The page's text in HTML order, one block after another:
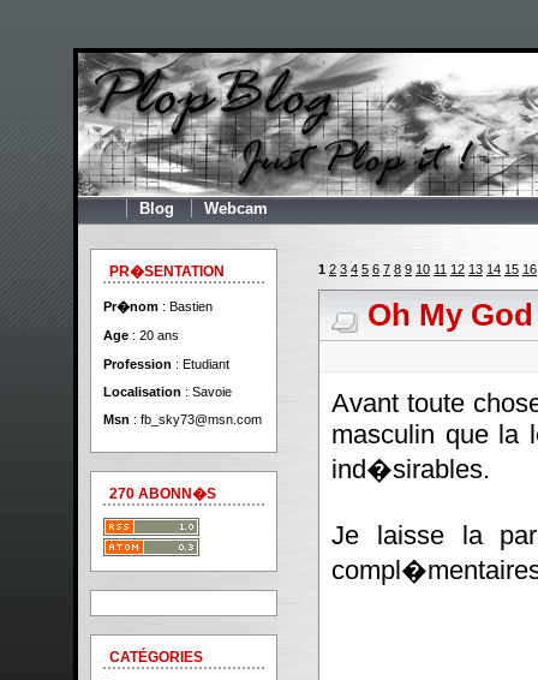
Blog Webcam
1 2 3 4 5 6 7 8 9 10 11 12 13 14 15 16
Oh My
Avant toute
masculin que la
ind�sirables.
Je laisse la
PR�SENTATION
Pr�nom : Bastien
Age : 20 ans
Profession : Etudiant
Localisation : Savoie
Msn : fb_sky73@msn.com
270 ABONN�S
CATÉGORIES